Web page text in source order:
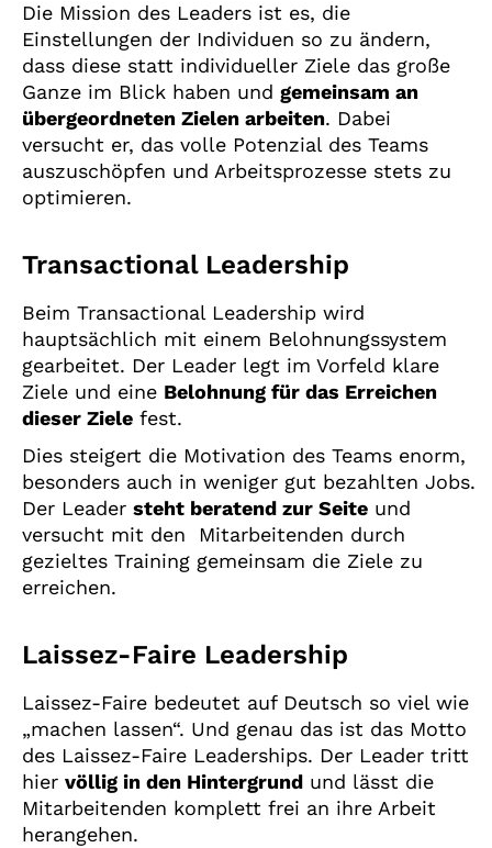
Die Mission des Leaders ist es, die
Einstellungen der Individuen so zu ändern,
dass diese statt individueller Ziele das große
Ganze im Blick haben und gemeinsam an
übergeordneten Zielen arbeiten. Dabei
versucht er, das volle Potenzial des Teams
auszuschöpfen und Arbeitsprozesse stets zu
optimieren.
Transactional Leadership
Beim Transactional Leadership wird
hauptsächlich mit einem Belohnungssystem
gearbeitet. Der Leader legt im Vorfeld klare
Ziele und eine Belohnung für das Erreichen
dieser Ziele fest.
Dies steigert die Motivation des Teams enorm,
besonders auch in weniger gut bezahlten Jobs.
Der Leader steht beratend zur Seite und
versucht mit den Mitarbeitenden durch
gezieltes Training gemeinsam die Ziele zu
erreichen.
Laissez-Faire Leadership
Laissez-Faire bedeutet auf Deutsch so viel wie
„machen lassen“. Und genau das ist das Motto
des Laissez-Faire Leaderships. Der Leader tritt
hier völlig in den Hintergrund und lässt die
Mitarbeitenden komplett frei an ihre Arbeit
herangehen.